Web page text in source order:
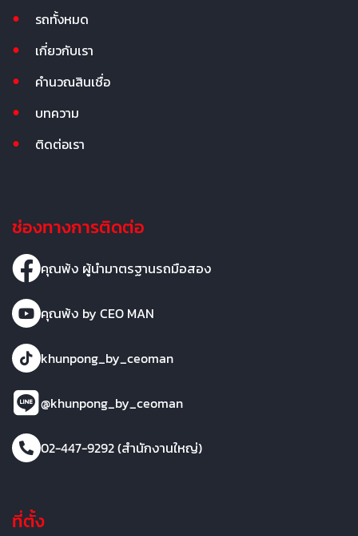
รถทั้งหมด
เกี่ยวกับเรา
คำนวณสินเชื่อ
บทความ
ติดต่อเรา
ช่องทางการติดต่อ
คุณพ้ง ผู้นำมาตรฐานรถมือสอง
คุณพ้ง by CEO MAN
khunpong_by_ceoman
@khunpong_by_ceoman
02-447-9292 (สำนักงานใหญ่)
ที่ตั้ง